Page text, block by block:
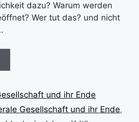
dazu? Warum werden
Wer tut das? und nicht
und ihr Ende
Gesellschaft und ihr Ende,